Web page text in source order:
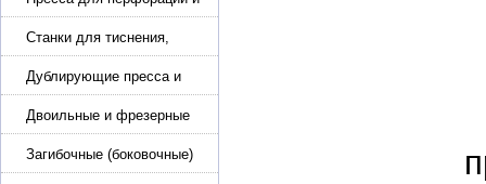
тиснения
Станки для тиснения,
нанесения логотипа и
нумераторы
Дублирующие пресса и
утюги для разглаживания
кожи
Двоильные и фрезерные
машины для слоения и
фрезерования кожи
Загибочные (боковочные)
машины для стельки,